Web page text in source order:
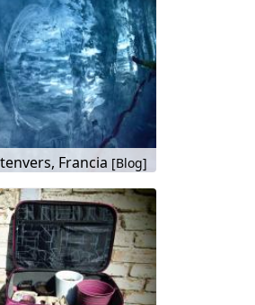
Francia [Blog]